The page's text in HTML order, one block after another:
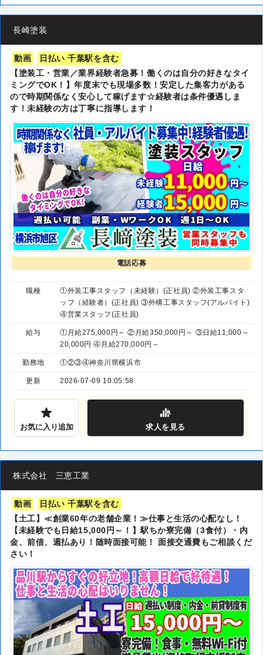
長崎塗装
動画
日払い 千葉駅を含む
【塗装工・営業／業界経験者急募！働くのは自分の好きなタイ
ミングでOK！】年度末でも現場多数！安定した集客力がある
ので時期関係なく安心して稼げます☆経験者は条件優遇しま
す！未経験の方は丁寧に指導します！
電話応募
職種
①外装工事スタッフ（未経験）(正社員) ②外装工事スタ
ッフ（経験者）(正社員) ③外構工事スタッフ(アルバイト)
④営業スタッフ(正社員)
給与
①月給275,000円～ ②月給350,000円～ ③日給11,000～
20,000円 ④月給270,000円～
勤務地 ①②③④神奈川県横浜市
更新 2026-07-09 10:05:58
お気に入り追加 求人 を見る
株式会社 三恵工業
動画
日払い 千葉駅を含む
【土工】≪創業60年の老舗企業！≫仕事と生活の心配なし！
【未経験でも日給15,000円～！】駅ちか寮完備（3食付）・内
金、前借、週払あり！随時面接可能！ 面接交通費もご相談くだ
さい！